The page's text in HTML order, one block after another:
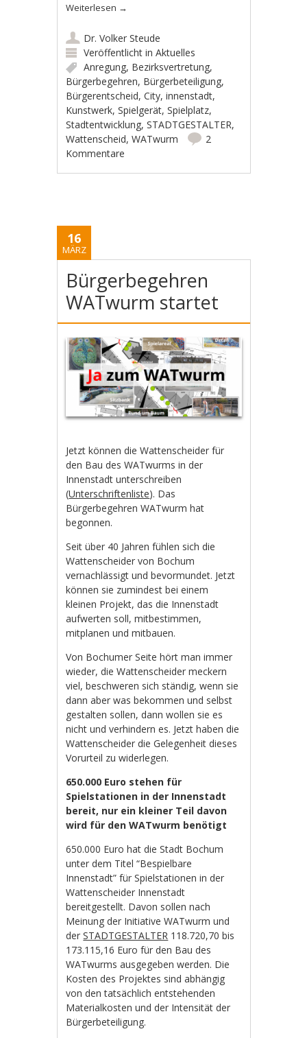
Weiterlesen →
Dr. Volker Steude
Veröffentlicht inAktuelles
Anregung, Bezirksvertretung,
Bürgerbegehren, Bürgerbeteiligung,
Bürgerentscheid,City,innenstadt,
Kunstwerk,Spielgerät,Spielplatz,
Stadtentwicklung,STADTGESTALTER,
Wattenscheid,WATwurm
2
Kommentare
16
MÄRZ
Bürgerbegehren
WATwurm startet
Jetzt können die Wattenscheider für
den Bau des WATwurms in der
Innenstadt unterschreiben
(Unterschriftenliste). Das
Bürgerbegehren WATwurm hat
begonnen.
Seit über 40 Jahren fühlen sich die
Wattenscheider von Bochum
vernachlässigt und bevormundet. Jetzt
können sie zumindest bei einem
kleinen Projekt, das die Innenstadt
aufwerten soll, mitbestimmen,
mitplanen und mitbauen.
Von Bochumer Seite hört man immer
wieder, die Wattenscheider meckern
viel, beschweren sich ständig, wenn sie
dann aber was bekommen und selbst
gestalten sollen, dann wollen sie es
nicht und verhindern es. Jetzt haben die
Wattenscheider die Gelegenheit dieses
Vorurteil zu widerlegen.
650.000 Euro stehen für
Spielstationen in der Innenstadt
bereit, nur ein kleiner Teil davon
wird für den WATwurm benötigt
650.000 Euro hat die Stadt Bochum
unter dem Titel “Bespielbare
Innenstadt” für Spielstationen in der
Wattenscheider Innenstadt
bereitgestellt. Davon sollen nach
Meinung der Initiative WATwurm und
derSTADTGESTALTER 118.720,70 bis
173.115,16 Euro für den Bau des
WATwurms ausgegeben werden. Die
Kosten des Projektes sind abhängig
von den tatsächlich entstehenden
Materialkosten und der Intensität der
Bürgerbeteiligung.